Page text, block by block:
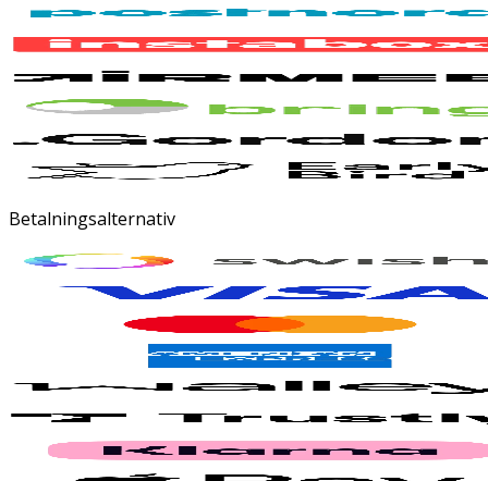
Betalningsalternativ